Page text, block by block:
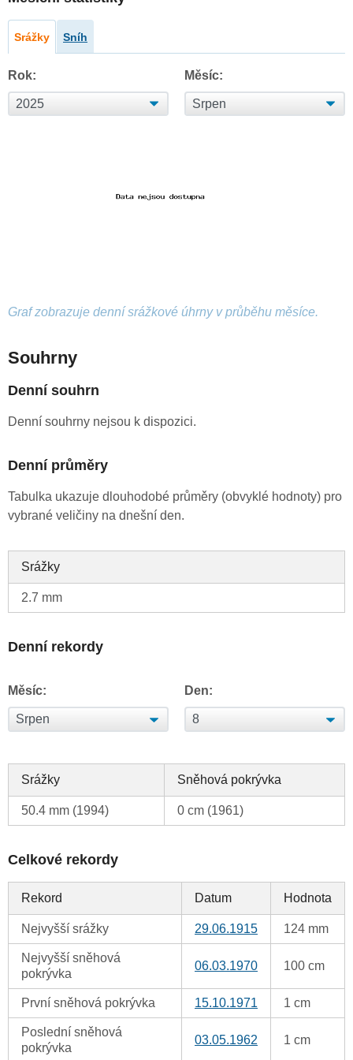
Srážky Sníh
Rok: Měsíc:
Graf zobrazuje denní srážkové úhrny v průběhu měsíce.
Souhrny
Denní souhrn
Denní souhrny nejsou k dispozici.
Denní průměry
Tabulka ukazuje dlouhodobé průměry (obvyklé hodnoty) pro
vybrané veličiny na dnešní den.
Srážky
2.7 mm
Denní rekordy
Měsíc: Den:
Srážky Sněhová pokrývka
50.4 mm (1994) 0 cm (1961)
Celkové rekordy
Rekord Datum Hodnota
Nejvyšší srážky 29.06.1915 124 mm
Nejvyšší sněhová
pokrývka
06.03.1970 100 cm
První sněhová pokrývka 15.10.1971 1 cm
Poslední sněhová
pokrývka
03.05.1962 1 cm